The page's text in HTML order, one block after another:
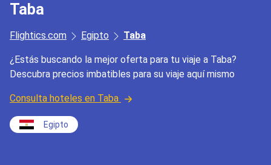
Taba
Flightics.com Egipto Taba
¿Estás buscando la mejor oferta para tu viaje a Taba?
Descubra precios imbatibles para su viaje aquí mismo
Consulta hoteles en Taba
Egipto